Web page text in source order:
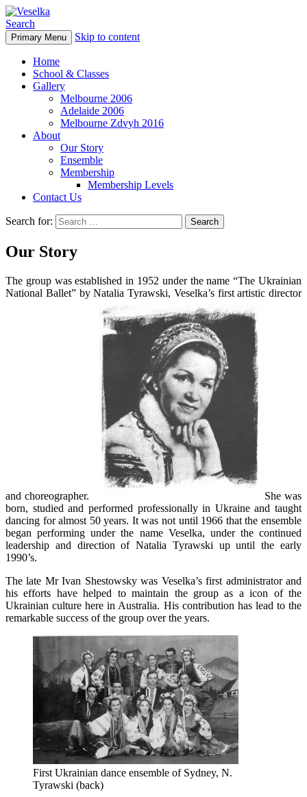
Veselka
Search
Primary Menu Skip to content
Home
School & Classes
Gallery
Melbourne 2006
Adelaide 2006
Melbourne Zdvyh 2016
About
Our Story
Ensemble
Membership
Membership Levels
Contact Us
Search for:
Our Story
The group was established in 1952 under the name “The Ukrainian
National Ballet” by Natalia Tyrawski, Veselka’s first artistic director
and choreographer.
She was
born, studied and performed professionally in Ukraine and taught
dancing for almost 50 years. It was not until 1966 that the ensemble
began performing under the name Veselka, under the continued
leadership and direction of Natalia Tyrawski up until the early
1990’s.
The late Mr Ivan Shestowsky was Veselka’s first administrator and
his efforts have helped to maintain the group as a icon of the
Ukrainian culture here in Australia. His contribution has lead to the
remarkable success of the group over the years.
First Ukrainian dance ensemble of Sydney, N.
Tyrawski (back)